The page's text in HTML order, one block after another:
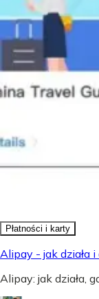
Płatności i karty
Alipay - jak działa
Alipay: jak działa,